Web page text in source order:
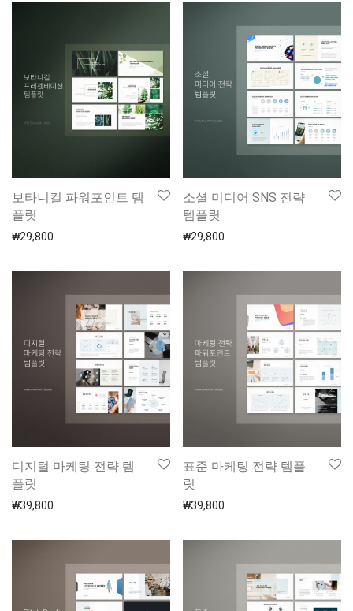
보타니컬 파워포인트 템
플릿
₩29,800
소셜 미디어 SNS 전략
템플릿
₩29,800
디지털 마케팅 전략 템
플릿
₩39,800
표준 마케팅 전략 템플
릿
₩39,800